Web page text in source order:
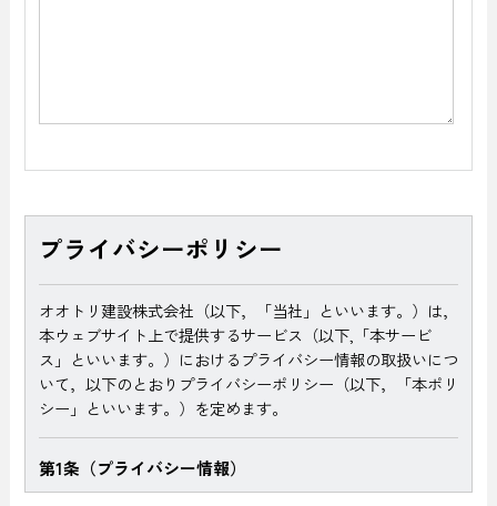
プライバシーポリシー
オオトリ建設株式会社（以下，「当社」といいます。）は，
本ウェブサイト上で提供するサービス（以下,「本サービ
ス」といいます。）におけるプライバシー情報の取扱いにつ
いて，以下のとおりプライバシーポリシー（以下，「本ポリ
シー」といいます。）を定めます。
第1条（プライバシー情報）